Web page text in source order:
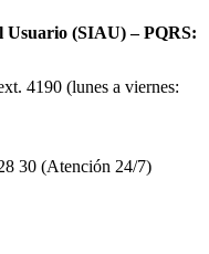
Usuario (SIAU) – PQRS:
4190 (lunes a viernes:
30 (Atención 24/7)